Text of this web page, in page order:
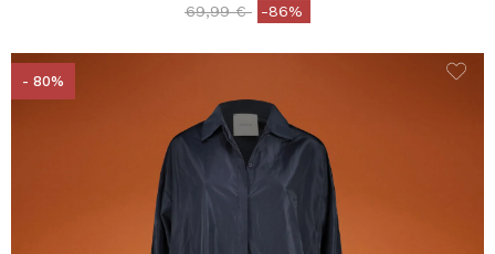
Price reduced from
69,99 €to-86%
- 80%